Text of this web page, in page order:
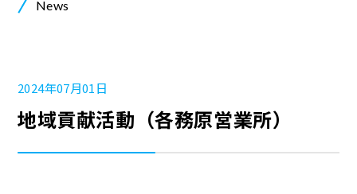
News
2024年07月01日
地域貢献活動（各務原営業所）